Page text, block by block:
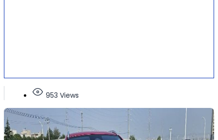
953 Views